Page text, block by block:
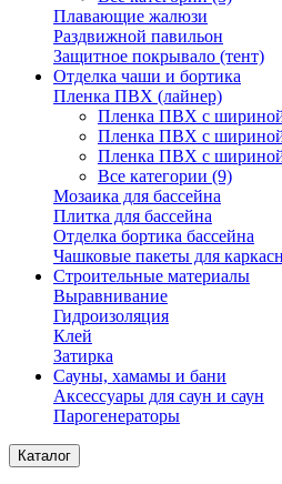
Плавающие жалюзи
Раздвижной павильон
Защитное покрывало (тент)
Отделка чаши и бортика
Пленка ПВХ (лайнер)
Пленка ПВХ с
Пленка ПВХ с
Пленка ПВХ с
Все категории (9)
Мозаика для бассейна
Плитка для бассейна
Отделка бортика бассейна
Чашковые пакеты для
Строительные материалы
Выравнивание
Гидроизоляция
Клей
Затирка
Сауны, хамамы и бани
Аксессуары для саун и саун
Парогенераторы
Каталог